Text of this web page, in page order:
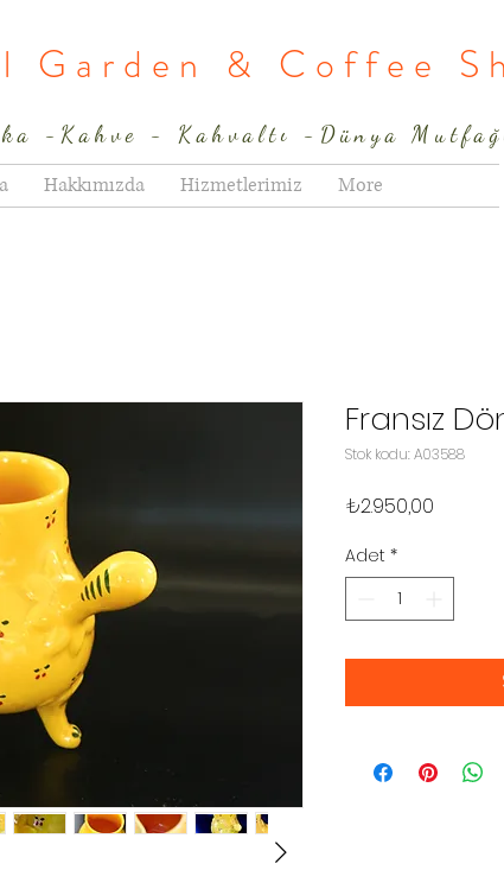
Garden & Coffee
-Kahve - Kahvaltı -Dünya
Hakkımızda Hizmetlerimiz More
Fransız
Stok kodu: A03588
₺2.950,00
Adet *